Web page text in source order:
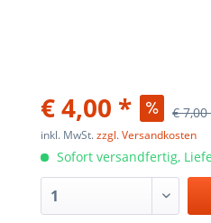
€ 4,00 * €
inkl. MwSt.zzgl. Versandkosten
Sofort versandfertig,